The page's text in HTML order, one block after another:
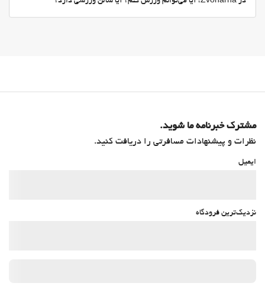
مشترک خبرنامه ما شوید.
نظرات و پیشنهادات مسافرتی را دریافت کنید.
ایمیل
نزدیک‌ترین فرودگاه